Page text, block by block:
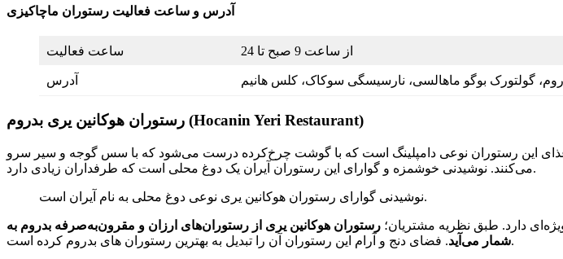
آدرس و ساعت فعالیت رستوران ماچاکیزی
ساعت فعالیت از ساعت 9 صبح تا 24
آدرس گولتورک بوگو ماهالسی، نارسیسگی سوکاک، کلس هانیم
رستوران هوکانین یری بدروم (Hocanin Yeri Restaurant)
غذای این رستوران نوعی دامپلینگ است که با گوشت چرخ‌کرده درست می‌شود که با سس گوجه و سیر سرو
می‌کنند. نوشیدنی خوشمزه و گوارای این رستوران آیران یک دوغ محلی است که طرفداران زیادی دارد.
نوشیدنی گوارای رستوران هوکانین یری نوعی دوغ محلی به نام آیران است.
دارد. طبق نظریه مشتریان؛ رستوران هوکانین یری از رستوران‌های ارزان و مقرون‌به‌صرفه بدروم به
شمار می‌آید. فضای دنج و آرام این رستوران آن را تبدیل به بهترین رستوران های بدروم کرده است.